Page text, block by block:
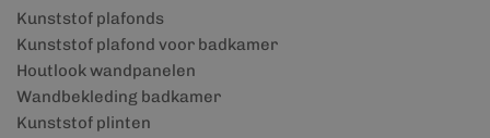
Kunststof plafonds
Kunststof plafond voor badkamer
Houtlook wandpanelen
Wandbekleding badkamer
Kunststof plinten